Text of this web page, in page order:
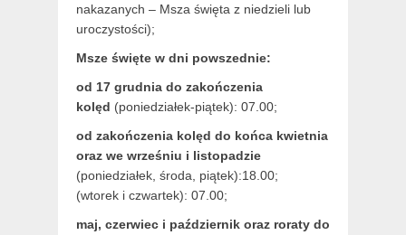
nakazanych – Msza święta z niedzieli lub
uroczystości);
Msze święte w dni powszednie:
od 17 grudnia do zakończenia
kolęd (poniedziałek-piątek): 07.00;
od zakończenia kolęd do końca kwietnia
oraz we wrześniu i listopadzie
(poniedziałek, środa, piątek):18.00;
(wtorek i czwartek): 07.00;
maj, czerwiec i październik oraz roraty do